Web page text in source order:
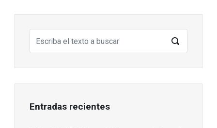
Entradas recientes